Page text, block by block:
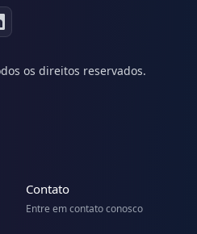
os direitos reservados.
Contato
Entre em contato conosco